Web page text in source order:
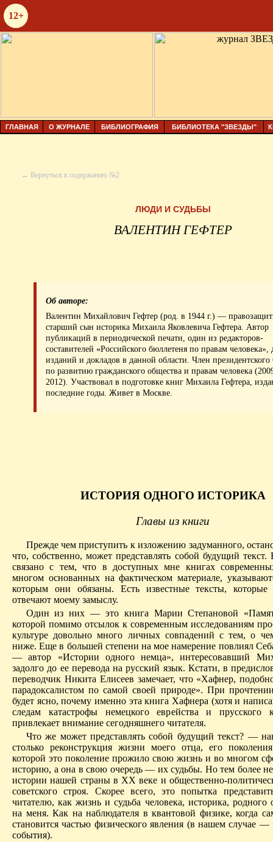
12+
ГЛАВНАЯ О ЖУРНАЛЕ БИБЛИОГРАФИЯ БИБЛИОТЕКА "ЗВЕЗДЫ"
← Вернуться к содержанию №2
ЛЮДИ И СУДЬБЫ
ВАЛЕНТИН ГЕФТЕР
Об авторе:
Валентин Михайлович Гефтер (род. в 1944 г.) —
старший сын историка Михаила Яковлевича Гефтера. Автор
публикаций в периодической печати, один из редакторов-
составителей «Российского бюллетеня по правам человека»,
изданий и докладов в данной области. Член президентского
по развитию гражданского общества и правам человека
2012). Участвовал в подготовке книг Михаила Гефтера,
последние годы. Живет в Москве.
ИСТОРИЯ ОДНОГО ИСТОРИКА
Главы из книги
Прежде чем приступить к изложению задуманного,
что, собственно, может представлять собой будущий
связано с тем, что в доступных мне книгах
многом основанных на фактическом материале,
которым они обязаны. Есть известные тексты, которые
отвечают моему замыслу.
Один из них — это книга Марии Степановой
которой помимо отсылок к современным исследованиям
культуре довольно много личных совпадений с тем, о
ниже. Еще в большей степени на мое намерение повлиял
— автор «Истории одного немца», интересовавший
задолго до ее перевода на русский язык. Кстати, в
переводчик Никита Елисеев замечает, что «Хафнер,
парадоксалистом по самой своей природе». При
будет ясно, почему именно эта книга Хафнера (хотя и
следам катастрофы немецкого еврейства и прусского
привлекает внимание сегодняшнего читателя.
Что же может представлять собой будущий текст? —
столько реконструкция жизни моего отца, его
которой это поколение прожило свою жизнь и во многом
историю, а она в свою очередь — их судьбы. Но тем более
истории нашей страны в ХХ веке и общественно-
советского строя. Скорее всего, это попытка
читателю, как жизнь и судьба человека, историка, родного
на меня. Как на наблюдателя в квантовой физике, когда
становится частью физического явления (в нашем случае —
события).